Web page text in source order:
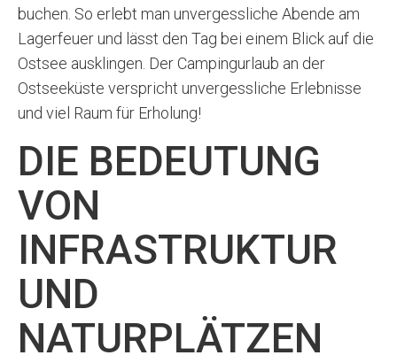
buchen. So erlebt man unvergessliche Abende am
Lagerfeuer und lässt den Tag bei einem Blick auf die
Ostsee ausklingen. Der Campingurlaub an der
Ostseeküste verspricht unvergessliche Erlebnisse
und viel Raum für Erholung!
DIE BEDEUTUNG
VON
INFRASTRUKTUR
UND
NATURPLÄTZEN